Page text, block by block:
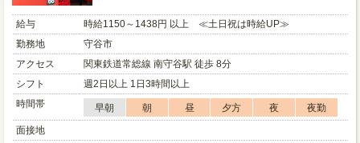
給与
時給1150～1438円 以上 ≪土日祝は時給UP≫
勤務地
守谷市
アクセス
関東鉄道常総線 南守谷駅 徒歩 8分
シフト
週2日以上 1日3時間以上
時間帯
早朝 朝 昼 夕方 夜
夜勤
面接地